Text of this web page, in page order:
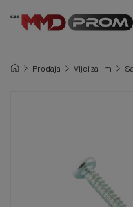
Prodaja Vijci za lim